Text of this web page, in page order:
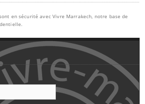
en sécurité avec Vivre Marrakech, notre base de